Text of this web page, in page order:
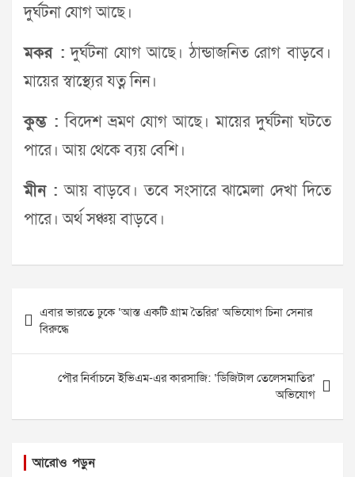
দুর্ঘটনা যোগ আছে।
মকর : দুর্ঘটনা যোগ আছে। ঠান্ডাজনিত রোগ বাড়বে।
মায়ের স্বাস্থ্যের যত্ন নিন।
কুম্ভ : বিদেশ ভ্রমণ যোগ আছে। মায়ের দুর্ঘটনা ঘটতে
পারে। আয় থেকে ব্যয় বেশি।
মীন : আয় বাড়বে। তবে সংসারে ঝামেলা দেখা দিতে
পারে। অর্থ সঞ্চয় বাড়বে।
navigation
এবার ভারতে ঢুকে ‘আস্ত একটি গ্রাম তৈরির’ অভিযোগ চিনা সেনার
বিরুদ্ধে
পৌর নির্বাচনে ইভিএম-এর কারসাজি: ‘ডিজিটাল তেলেসমাতির’
অভিযোগ
আরোও পড়ুন